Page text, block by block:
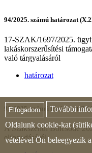
94/2025. számú határozat
17-SZAK/1697/2025.
lakáskorszerűsítési
való tárgyalásáról
határozat
93/2025. számú határozat
A Szákszendi Bölcsőde
elfogadásáról
Elfogadom
További
Oldalunk cookie-kat
vételével Ön beleegyezik